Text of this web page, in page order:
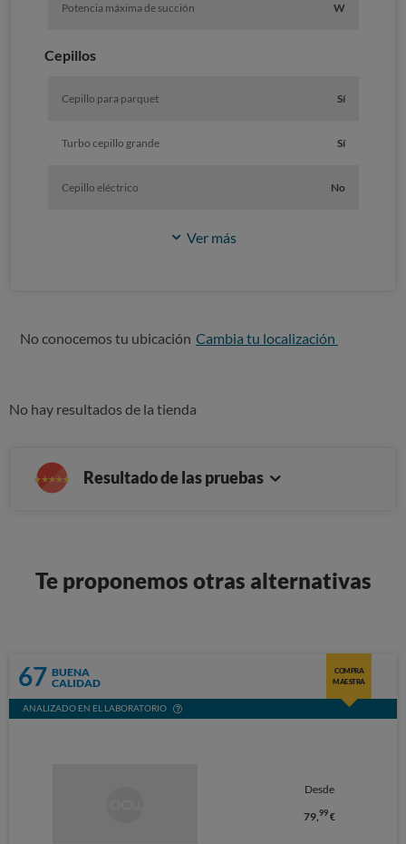
Potencia máxima de succión W
Cepillos
Cepillo para parquet Sí
Turbo cepillo grande Sí
Cepillo eléctrico No
Ver más
No conocemos tu ubicación Cambia tu localización
No hay resultados de la tienda
Resultado de las pruebas
Te proponemos otras alternativas
67 BUENA
CALIDAD
COMPRA
MAESTRA
ANALIZADO EN EL LABORATORIO
Desde
79, 99€